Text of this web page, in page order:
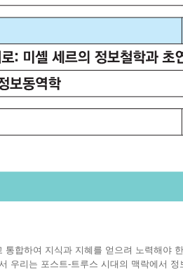
통합하여 지식과 지혜를 얻으려 노력해야
우리는 포스트-트루스 시대의 맥락에서